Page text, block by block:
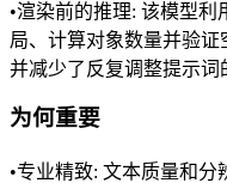
•渲染前的推理: 该模型利
局、计算对象数量并验
并减少了反复调整提示词
为何重要
•专业精致: 文本质量和分